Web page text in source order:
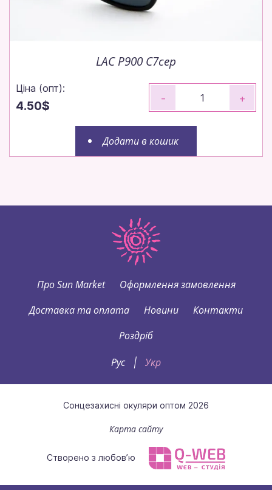
LAC P900 C7сер
Ціна (опт):
4.50$
- +
Додати в кошик
Про Sun Market
Оформлення замовлення
Доставка та оплата
Новини
Контакти
Роздріб
Рус
| Укр
Сонцезахисні окуляри оптом 2026
Карта сайту
Створено з любов’ю